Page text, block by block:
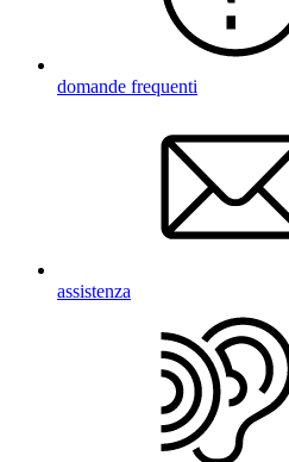
domande frequenti
assistenza